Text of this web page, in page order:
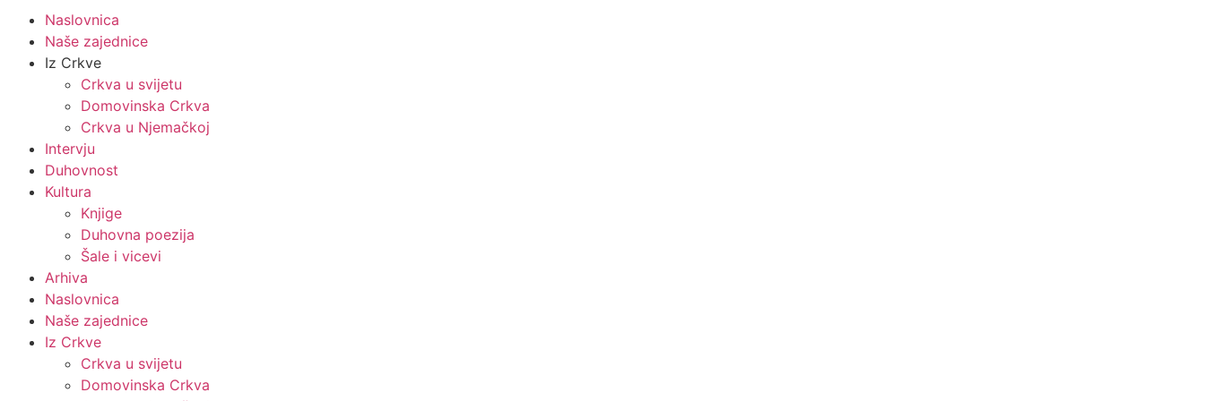
Naslovnica
Naše zajednice
Iz Crkve
Crkva u svijetu
Domovinska Crkva
Crkva u Njemačkoj
Intervju
Duhovnost
Kultura
Knjige
Duhovna poezija
Šale i vicevi
Arhiva
Naslovnica
Naše zajednice
Iz Crkve
Crkva u svijetu
Domovinska Crkva